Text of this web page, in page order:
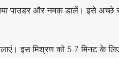
पाउडर और नमक डालें। इसे अच्छे
इस मिश्रण को 5-7 मिनट के